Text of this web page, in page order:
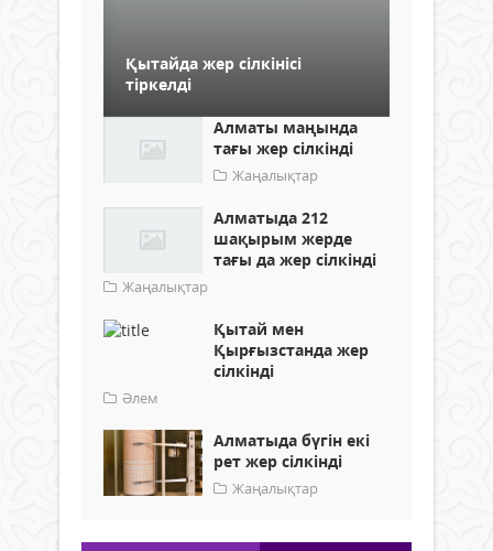
Қытайда жер сілкінісі
тіркелді
Алматы маңында
тағы жер сілкінді
Жаңалықтар
Алматыда 212
шақырым жерде
тағы да жер сілкінді
Жаңалықтар
Қытай мен
Қырғызстанда жер
сілкінді
Әлем
Алматыда бүгін екі
рет жер сілкінді
Жаңалықтар